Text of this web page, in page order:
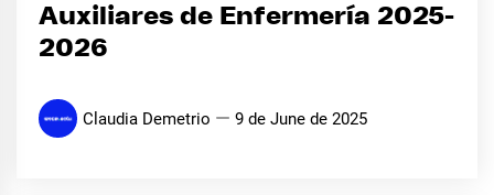
Auxiliares de Enfermería 2025-
2026
Claudia Demetrio 9 de June de 2025